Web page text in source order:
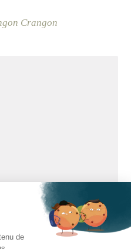
Crangon
actuellement